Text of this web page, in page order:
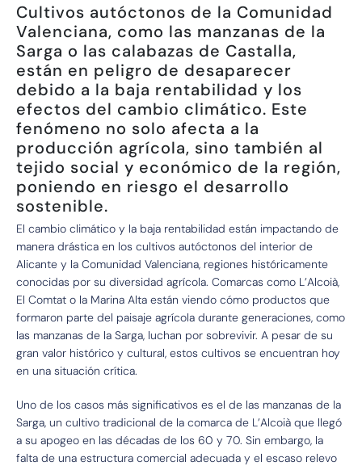
Cultivos autóctonos de la Comunidad
Valenciana, como las manzanas de la
Sarga o las calabazas de Castalla,
están en peligro de desaparecer
debido a la baja rentabilidad y los
efectos del cambio climático. Este
fenómeno no solo afecta a la
producción agrícola, sino también al
tejido social y económico de la región,
poniendo en riesgo el desarrollo
sostenible.
El cambio climático y la baja rentabilidad están impactando de
manera drástica en los cultivos autóctonos del interior de
Alicante y la Comunidad Valenciana, regiones históricamente
conocidas por su diversidad agrícola. Comarcas como L’Alcoià,
El Comtat o la Marina Alta están viendo cómo productos que
formaron parte del paisaje agrícola durante generaciones, como
las manzanas de la Sarga, luchan por sobrevivir. A pesar de su
gran valor histórico y cultural, estos cultivos se encuentran hoy
en una situación crítica.
Uno de los casos más significativos es el de las manzanas de la
Sarga, un cultivo tradicional de la comarca de L’Alcoià que llegó
a su apogeo en las décadas de los 60 y 70. Sin embargo, la
falta de una estructura comercial adecuada y el escaso relevo